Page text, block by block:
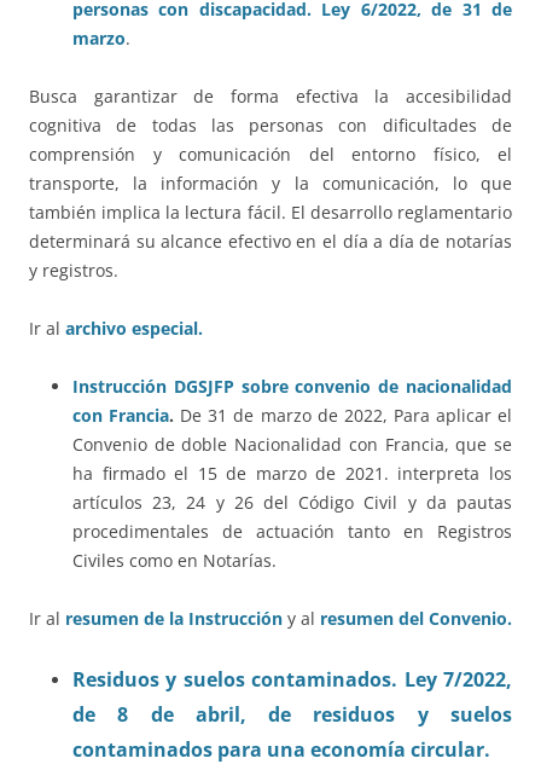
personas con discapacidad. Ley 6/2022, de 31 de
marzo.
Busca garantizar de forma efectiva la accesibilidad
cognitiva de todas las personas con dificultades de
comprensión y comunicación del entorno físico, el
transporte, la información y la comunicación, lo que
también implica la lectura fácil. El desarrollo reglamentario
determinará su alcance efectivo en el día a día de notarías
y registros.
Ir al archivo especial.
Instrucción DGSJFP sobre convenio de nacionalidad
con Francia. De 31 de marzo de 2022, Para aplicar el
Convenio de doble Nacionalidad con Francia, que se
ha firmado el 15 de marzo de 2021. interpreta los
artículos 23, 24 y 26 del Código Civil y da pautas
procedimentales de actuación tanto en Registros
Civiles como en Notarías.
Ir al resumen de la Instrucción y al resumen del Convenio.
Residuos y suelos contaminados. Ley 7/2022,
de 8 de abril, de residuos y suelos
contaminados para una economía circular.